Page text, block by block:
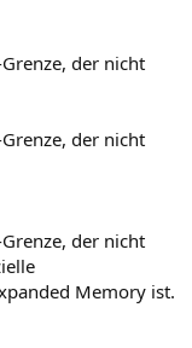
der nicht
der nicht
der nicht
Memory ist.